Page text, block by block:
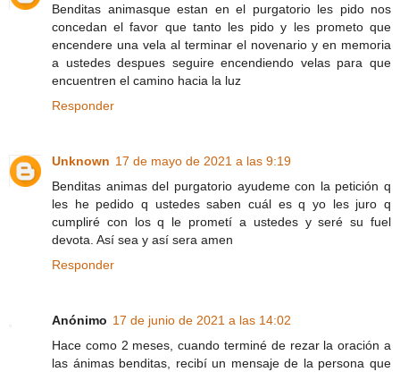
Benditas animasque estan en el purgatorio les pido nos
concedan el favor que tanto les pido y les prometo que
encendere una vela al terminar el novenario y en memoria
a ustedes despues seguire encendiendo velas para que
encuentren el camino hacia la luz
Responder
Unknown 17 de mayo de 2021 a las 9:19
Benditas animas del purgatorio ayudeme con la petición q
les he pedido q ustedes saben cuál es q yo les juro q
cumpliré con los q le prometí a ustedes y seré su fuel
devota. Así sea y así sera amen
Responder
Anónimo 17 de junio de 2021 a las 14:02
Hace como 2 meses, cuando terminé de rezar la oración a
las ánimas benditas, recibí un mensaje de la persona que